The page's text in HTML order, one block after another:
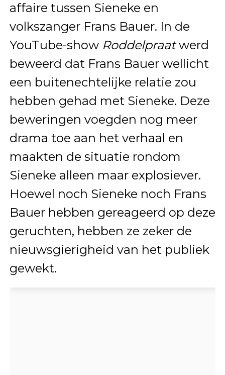
affaire tussen Sieneke en
volkszanger Frans Bauer. In de
YouTube-show Roddelpraatwerd
beweerd dat Frans Bauer wellicht
een buitenechtelijke relatie zou
hebben gehad met Sieneke. Deze
beweringen voegden nog meer
drama toe aan het verhaal en
maakten de situatie rondom
Sieneke alleen maar explosiever.
Hoewel noch Sieneke noch Frans
Bauer hebben gereageerd op deze
geruchten, hebben ze zeker de
nieuwsgierigheid van het publiek
gewekt.